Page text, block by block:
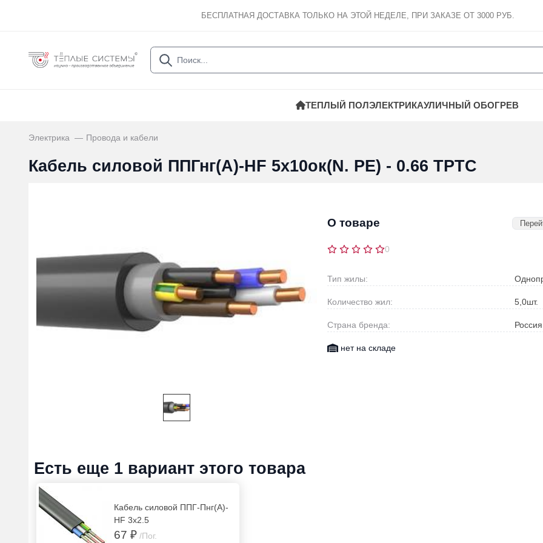
БЕСПЛАТНАЯ ДОСТАВКА ТОЛЬКО НА ЭТОЙ НЕДЕЛЕ, ПРИ ЗАКАЗЕ ОТ 3000 РУБ.
ТЕПЛЫЙ ПОЛЭЛЕКТРИКАУЛИЧНЫЙ ОБОГРЕВ
Электрика Провода и кабели
Кабель силовой ППГнг(А)-HF 5х10ок(N. PE) - 0.66 ТРТС
О товаре
0
Тип жилы:
Количество жил: 5,0шт.
Страна бренда: Россия
нет на складе
Есть еще 1 вариант этого товара
Кабель силовой ППГ-Пнг(А)-
HF 3х2.5
67 ₽ /Пог.